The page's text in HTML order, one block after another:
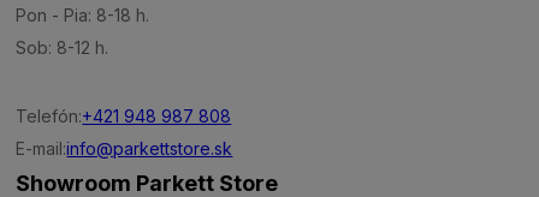
Pon - Pia: 8-18 h.
Sob: 8-12 h.
Telefón:+421 948 987 808
E-mail:info@parkettstore.sk
Showroom Parkett Store